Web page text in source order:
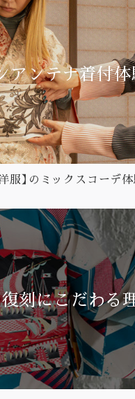
アンテナ着付
服】のミックスコーデ
刻にこだわる